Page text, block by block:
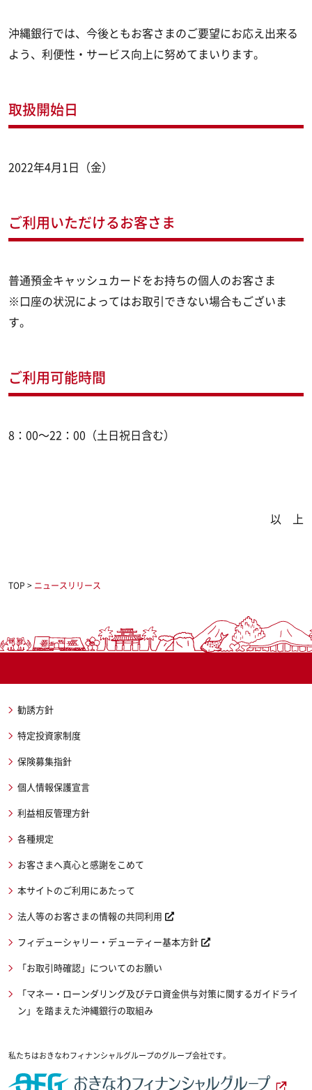
沖縄銀行では、今後ともお客さまのご要望にお応え出来る
よう、利便性・サービス向上に努めてまいります。
取扱開始日
2022年4月1日（金）
ご利用いただけるお客さま
普通預金キャッシュカードをお持ちの個人のお客さま
※口座の状況によってはお取引できない場合もございま
す。
ご利用可能時間
8：00～22：00（土日祝日含む）
以 上
TOP > ニュースリリース
私たちはおきなわフィナンシャルグループのグループ会社です。
勧誘方針
特定投資家制度
保険募集指針
個人情報保護宣言
利益相反管理方針
各種規定
お客さまへ真心と感謝をこめて
本サイトのご利用にあたって
法人等のお客さまの情報の共同利用
フィデューシャリー・デューティー基本方針
「お取引時確認」についてのお願い
「マネー・ローンダリング及びテロ資金供与対策に関するガイドライ
ン」を踏まえた沖縄銀行の取組み